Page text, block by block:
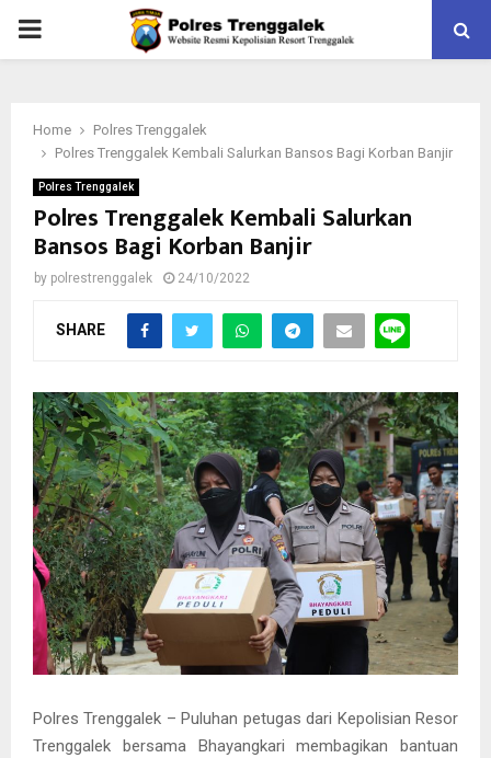
PRIMARY
Home
Polres Trenggalek
Polres Trenggalek Kembali Salurkan Bansos Bagi Korban Banjir
Polres Trenggalek
Polres Trenggalek Kembali Salurkan
Bansos Bagi Korban Banjir
by polrestrenggalek 24/10/2022
SHARE
Polres Trenggalek – Puluhan petugas dari Kepolisian Resor
Trenggalek bersama Bhayangkari membagikan bantuan